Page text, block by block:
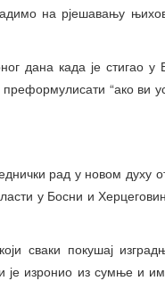
на рјешавању
дана када је стигао
“ако ви
рад у новом духу
у Босни и
сваки покушај
је изронио из сумње и